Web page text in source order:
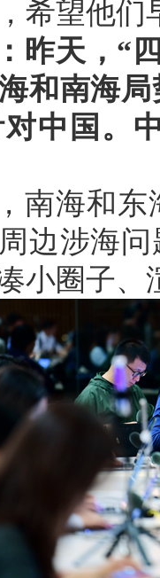
希望他们
昨天，“
和南海
中国。
南海和
边涉海
小圈子